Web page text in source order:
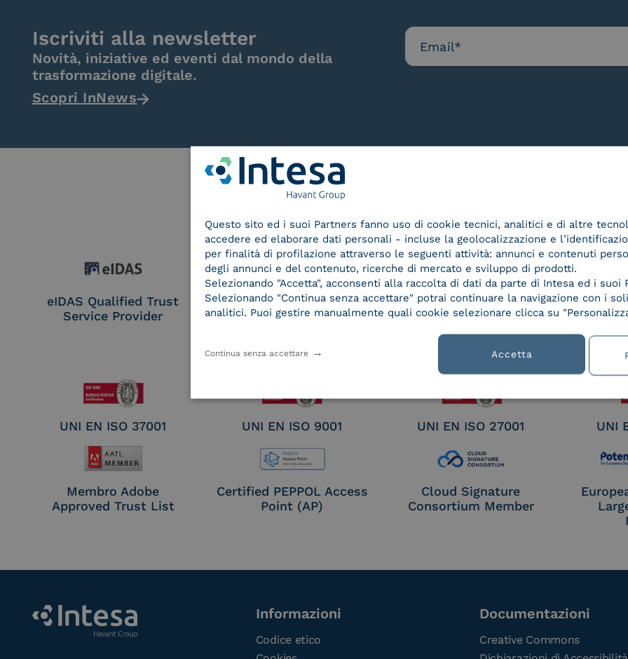
Iscriviti alla newsletter
Novità, iniziative ed eventi dal mondo della
trasformazione digitale.
Scopri InNews
eIDAS Qualified Trust
Service Provider
eIDAS Qualified Trust
Service Provider for
Seal Creation
Service Provider e
Aggregatore SPID
UNI EN ISO 37001 UNI EN ISO 9001 UNI EN ISO 27001 UNI
Membro Adobe
Approved Trust List
Certified PEPPOL Access
Point (AP)
Cloud Signature
Consortium Member
Informazioni
Codice etico
Documentazioni
Creative Commons
Questo sito ed i suoi Partners fanno uso di cookie tecnici, analitici e di altre
accedere ed elaborare dati personali - incluse la geolocalizzazione e
per finalità di profilazione attraverso le seguenti attività: annunci e contenuti
degli annunci e del contenuto, ricerche di mercato e sviluppo di prodotti.
Selezionando "Accetta", acconsenti alla raccolta di dati da parte di Intesa ed i suoi
Selezionando "Continua senza accettare" potrai continuare la navigazione con i
analitici. Puoi gestire manualmente quali cookie selezionare clicca su
Accetta
Continua senza accettare